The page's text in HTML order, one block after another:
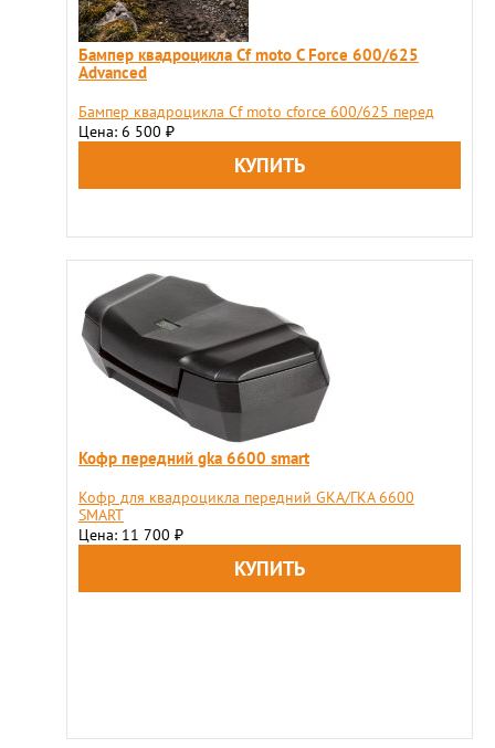
Бампер квадроцикла Сf moto С Force 600/625
Advanced
Бампер квадроцикла Сf moto cforce 600/625 перед
Цена: 6 500 ₽
Кофр передний gka 6600 smart
Кофр для квадроцикла передний GKA/ГКА 6600
SMART
Цена: 11 700 ₽